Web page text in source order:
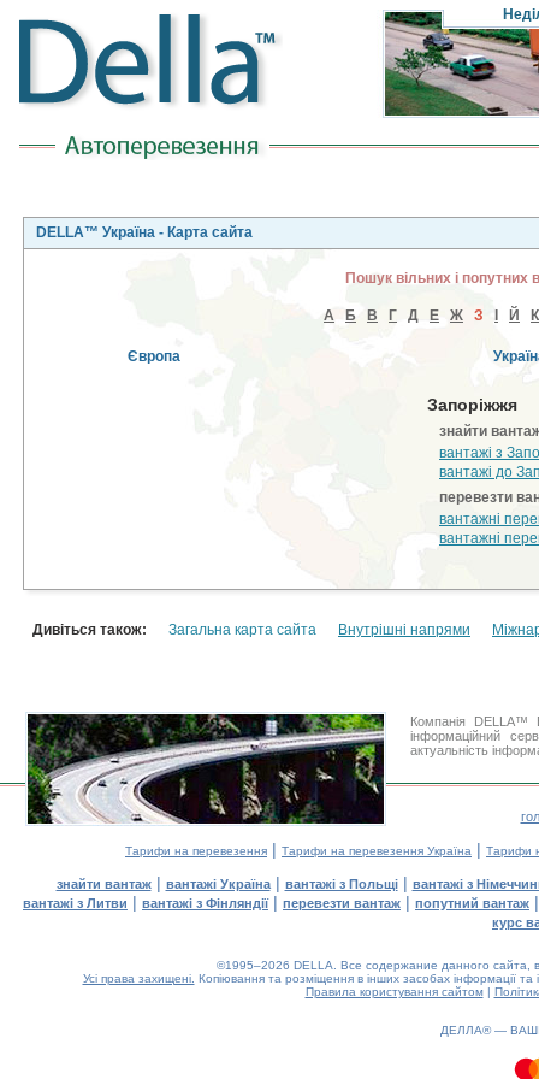
DELLA™ Україна - Карта сайта
Пошук вільних і попутних
А Б В Г Д Е Ж З Й К
Європа
Запоріжжя
знайти
вантажі з
вантажі до
перевезти
вантажні
вантажні
Дивіться також: Загальна карта сайта Внутрішні напрями
Компанія DELLA™
інформаційний
актуальність
Тарифи на перевезення | Тарифи на перевезення Україна | Тарифи
знайти вантаж| вантажі Україна| вантажі з Польщі| вантажі з
вантажі з Литви | вантажі з Фінляндії| перевезти вантаж | попутний вантаж
курс
©1995–2026 DELLA. Все содержание данного сайта,
Усі права захищені. Копіювання та розміщення в інших засобах інформації
Правила користування сайтом|
ДЕЛЛА® —